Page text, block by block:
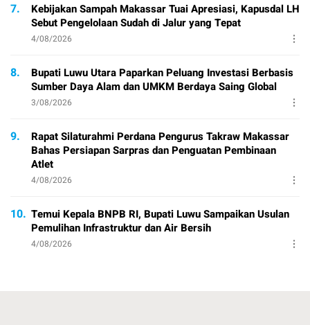
7.
Kebijakan Sampah Makassar Tuai Apresiasi, Kapusdal LH
Sebut Pengelolaan Sudah di Jalur yang Tepat
4/08/2026
8.
Bupati Luwu Utara Paparkan Peluang Investasi Berbasis
Sumber Daya Alam dan UMKM Berdaya Saing Global
3/08/2026
9.
Rapat Silaturahmi Perdana Pengurus Takraw Makassar
Bahas Persiapan Sarpras dan Penguatan Pembinaan
Atlet
4/08/2026
10. Temui Kepala BNPB RI, Bupati Luwu Sampaikan Usulan
Pemulihan Infrastruktur dan Air Bersih
4/08/2026